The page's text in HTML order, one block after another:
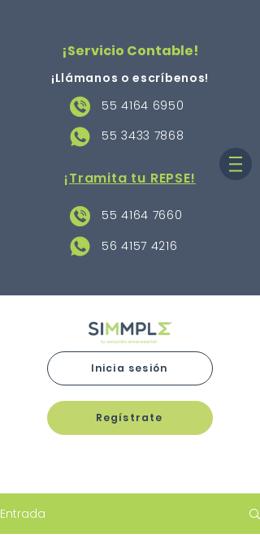
¡Servicio Contable!
¡Llámanos o escríbenos!
55 4164 6950
55 3433 7868
¡Tramita tu REPSE!
55 4164 7660
56 4157 4216
Inicia sesión
Regístrate
Entrada